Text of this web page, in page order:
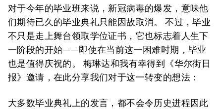
对于今年的毕业班来说，新冠病毒的爆发，意味他
们期待已久的毕业典礼只能因故取消。 不过，毕业
不只是走上舞台领取学位证书，它也标志着人生下
一阶段的开始——即使在当前这一困难时期，毕业
也是值得庆祝的。 梅琳达和我有幸得到《华尔街日
报》邀请，在此分享我们对于这一转变的想法：
大多数毕业典礼上的发言，都不会令历史进程因此